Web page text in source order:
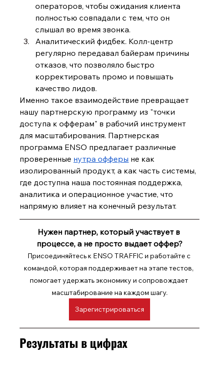
операторов, чтобы ожидания клиента
полностью совпадали с тем, что он
слышал во время звонка.
Аналитический фидбек. Колл-центр
регулярно передавал байерам причины
отказов, что позволяло быстро
корректировать промо и повышать
качество лидов.
Именно такое взаимодействие превращает
нашу партнерскую программу из "точки
доступа к офферам" в рабочий инструмент
для масштабирования. Партнерская
программа ENSO предлагает различные
проверенные нутра офферы не как
изолированный продукт, а как часть системы,
где доступна наша постоянная поддержка,
аналитика и операционное участие, что
напрямую влияет на конечный результат.
Нужен партнер, который участвует в
процессе, а не просто выдает оффер?
Присоединяйтесь к ENSO TRAFFIC и работайте с
командой, которая поддерживает на этапе тестов,
помогает удержать экономику и сопровождает
масштабирование на каждом шагу.
Зарегистрироваться
Результаты в цифрах